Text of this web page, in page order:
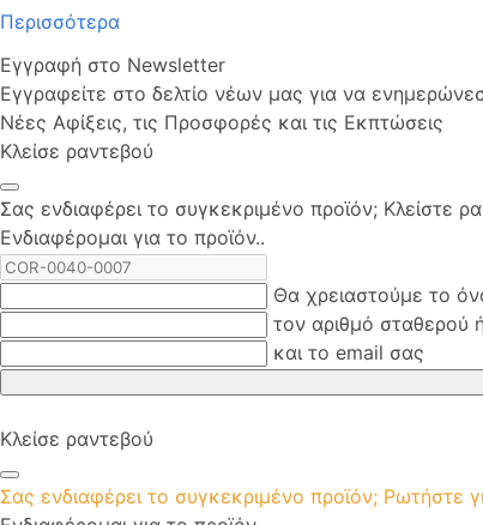
Περισσότερα
Εγγραφή στο Newsletter
Εγγραφείτε στο δελτίο νέων μας για να
Νέες Αφίξεις, τις Προσφορές και τις Εκπτώσεις
Κλείσε ραντεβού
Σας ενδιαφέρει το συγκεκριμένο προϊόν;
Ενδιαφέρομαι για το προϊόν..
Θα χρειαστούμε το
τον αριθμό σταθερού
και το email σας
Κλείσε ραντεβού
Σας ενδιαφέρει το συγκεκριμένο προϊόν;